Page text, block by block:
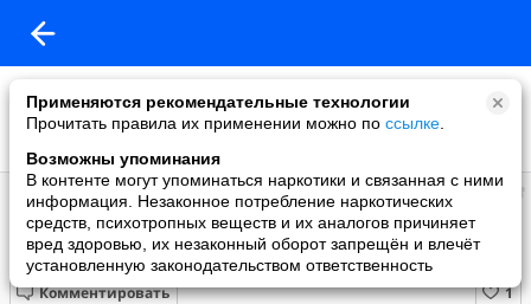
Применяются рекомендательные технологии
Прочитать правила их применении можно по ссылке
Возможны упоминания
В контенте могут упоминаться наркотики и связанная с ними
информация. Незаконное потребление наркотических
средств, психотропных веществ и их аналогов причиняет
вред здоровью, их незаконный оборот запрещён и влечёт
установленную законодательством ответственность
Юля
добавила видео
20.04.2010
Звезда
Комментировать